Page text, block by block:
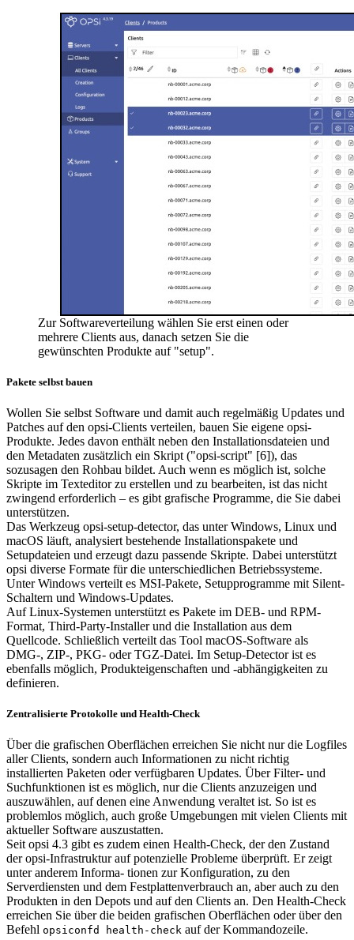
Zur Softwareverteilung wählen Sie erst einen oder
mehrere Clients aus, danach setzen Sie die
gewünschten Produkte auf "setup".
Pakete selbst bauen
Wollen Sie selbst Software und damit auch regelmäßig Updates und
Patches auf den opsi-Clients verteilen, bauen Sie eigene opsi-
Produkte. Jedes davon enthält neben den Installationsdateien und
den Metadaten zusätzlich ein Skript ("opsi-script" [6]), das
sozusagen den Rohbau bildet. Auch wenn es möglich ist, solche
Skripte im Texteditor zu erstellen und zu bearbeiten, ist das nicht
zwingend erforderlich – es gibt grafische Programme, die Sie dabei
unterstützen.
Das Werkzeug opsi-setup-detector, das unter Windows, Linux und
macOS läuft, analysiert bestehende Installationspakete und
Setupdateien und erzeugt dazu passende Skripte. Dabei unterstützt
opsi diverse Formate für die unterschiedlichen Betriebssysteme.
Unter Windows verteilt es MSI-Pakete, Setupprogramme mit Silent-
Schaltern und Windows-Updates.
Auf Linux-Systemen unterstützt es Pakete im DEB- und RPM-
Format, Third-Party-Installer und die Installation aus dem
Quellcode. Schließlich verteilt das Tool macOS-Software als
DMG-, ZIP-, PKG- oder TGZ-Datei. Im Setup-Detector ist es
ebenfalls möglich, Produkteigenschaften und -abhängigkeiten zu
definieren.
Zentralisierte Protokolle und Health-Check
Über die grafischen Oberflächen erreichen Sie nicht nur die Logfiles
aller Clients, sondern auch Informationen zu nicht richtig
installierten Paketen oder verfügbaren Updates. Über Filter- und
Suchfunktionen ist es möglich, nur die Clients anzuzeigen und
auszuwählen, auf denen eine Anwendung veraltet ist. So ist es
problemlos möglich, auch große Umgebungen mit vielen Clients mit
aktueller Software auszustatten.
Seit opsi 4.3 gibt es zudem einen Health-Check, der den Zustand
der opsi-Infrastruktur auf potenzielle Probleme überprüft. Er zeigt
unter anderem Informa- tionen zur Konfiguration, zu den
Serverdiensten und dem Festplattenverbrauch an, aber auch zu den
Produkten in den Depots und auf den Clients an. Den Health-Check
erreichen Sie über die beiden grafischen Oberflächen oder über den
Befehl opsiconfd health-check auf der Kommandozeile.